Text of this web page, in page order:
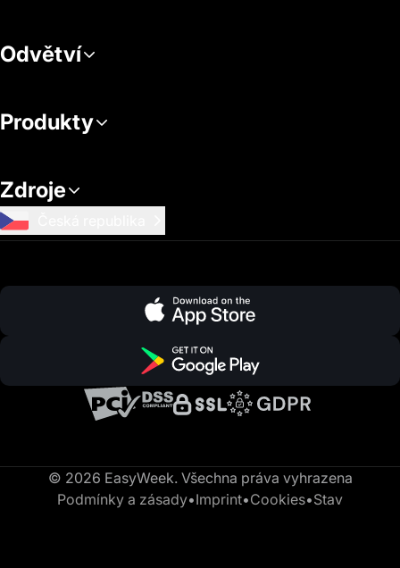
Odvětví
Produkty
Zdroje
© 2026 EasyWeek. Všechna práva vyhrazena
Podmínky a zásady•Imprint•Cookies•Stav